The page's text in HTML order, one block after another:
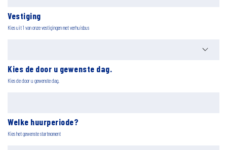
Vestiging
Kies uit 1 van onze vestigingen met verhuisbus
Kies de door u gewenste dag.
Kies de door u gewenste dag.
Welke huurperiode?
Kies het gewenste startmoment